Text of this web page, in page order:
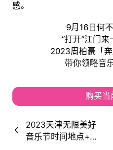
感。
9月16日何
“打开”江门
2023周柏豪「
带你领略音
购买当
2023天津无限美好
音乐节时间地点+演